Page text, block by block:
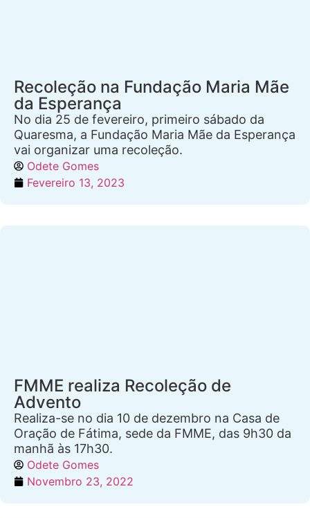
Recoleção na Fundação Maria Mãe
da Esperança
No dia 25 de fevereiro, primeiro sábado da
Quaresma, a Fundação Maria Mãe da Esperança
vai organizar uma recoleção.
Odete Gomes
Fevereiro 13, 2023
FMME realiza Recoleção de
Advento
Realiza-se no dia 10 de dezembro na Casa de
Oração de Fátima, sede da FMME, das 9h30 da
manhã às 17h30.
Odete Gomes
Novembro 23, 2022